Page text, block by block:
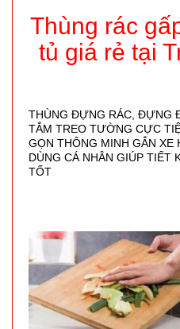
Thùng rác
tủ giá rẻ tại
THÙNG ĐỰNG RÁC, ĐỰNG
TẮM TREO TƯỜNG CỰC
GỌN THÔNG MINH GẮN
DÙNG CÁ NHÂN GIÚP TIẾT
TỐT